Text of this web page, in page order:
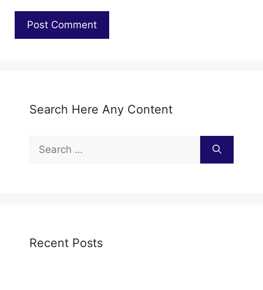
Search Here Any Content
for:
Recent Posts